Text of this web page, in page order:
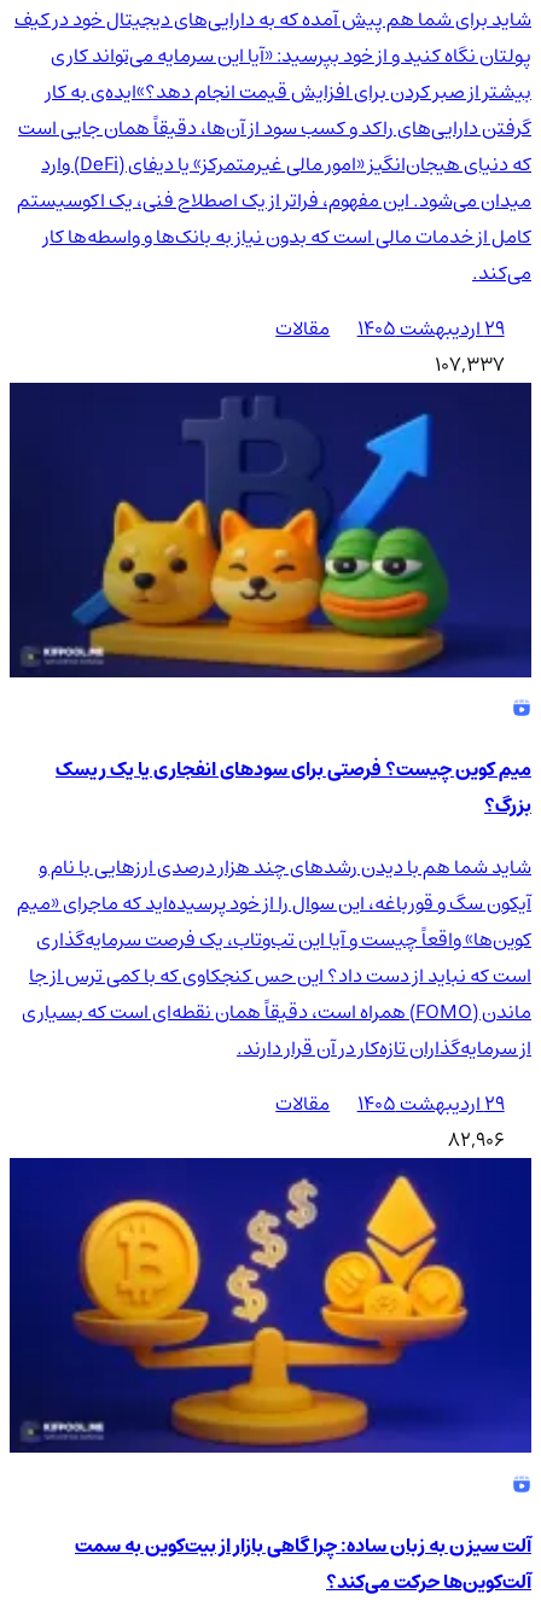
شاید برای شما هم پیش آمده که به دارایی‌های دیجیتال خود در کیف
پولتان نگاه کنید و از خود بپرسید: «آیا این سرمایه می‌تواند کاری
بیشتر از صبر کردن برای افزایش قیمت انجام دهد؟»ایده‌ی به کار
گرفتن دارایی‌های راکد و کسب سود از آن‌ها، دقیقاً همان جایی است
که دنیای هیجان‌انگیز «امور مالی غیرمتمرکز» یا دیفای (DeFi) وارد
میدان می‌شود. این مفهوم، فراتر از یک اصطلاح فنی، یک اکوسیستم
کامل از خدمات مالی است که بدون نیاز به بانک‌ها و واسطه‌ها کار
می‌کند.
۲۹ اردیبهشت ۱۴۰۵
مقالات
107,337
میم کوین چیست؟ فرصتی برای سودهای انفجاری یا یک ریسک
بزرگ؟
شاید شما هم با دیدن رشدهای چند هزار درصدی ارزهایی با نام و
آیکون سگ و قورباغه، این سوال را از خود پرسیده‌اید که ماجرای «میم
کوین‌ها» واقعاً چیست و آیا این تب‌وتاب، یک فرصت سرمایه‌گذاری
است که نباید از دست داد؟ این حس کنجکاوی که با کمی ترس از جا
ماندن (FOMO) همراه است، دقیقاً همان نقطه‌ای است که بسیاری
از سرمایه‌گذاران تازه‌کار در آن قرار دارند.
۲۹ اردیبهشت ۱۴۰۵
مقالات
82,906
آلت سیزن به زبان ساده: چرا گاهی بازار از بیت‌کوین به سمت
آلت‌کوین‌ها حرکت می‌کند؟